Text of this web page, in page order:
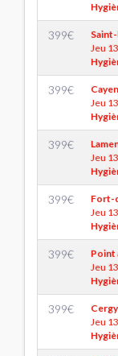
399€
Jeu
399€
Jeu
399€
Jeu
399€
Fort-
Jeu
399€
Point
Jeu
399€
Jeu